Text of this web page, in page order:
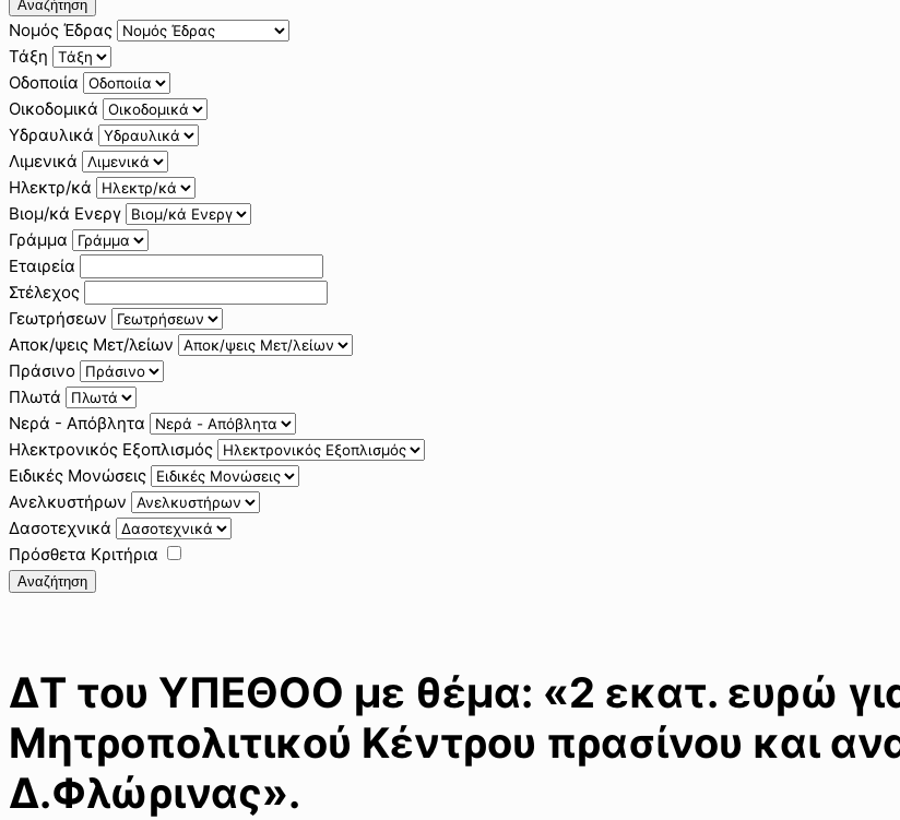
Αναζήτηση
Νομός Έδρας
Τάξη
Οδοποιία
Οικοδομικά
Υδραυλικά
Λιμενικά
Ηλεκτρ/κά
Βιομ/κά Ενεργ
Γράμμα
Εταιρεία
Στέλεχος
Γεωτρήσεων
Αποκ/ψεις Μετ/λείων
Πράσινο
Πλωτά
Νερά - Απόβλητα
Ηλεκτρονικός Εξοπλισμός
Ειδικές Μονώσεις
Ανελκυστήρων
Δασοτεχνικά
Πρόσθετα Κριτήρια
Αναζήτηση
ΔΤ του ΥΠΕΘΟΟ με θέμα: «2 εκατ. ευρώ
Μητροπολιτικού Κέντρου πρασίνου και
Δ.Φλώρινας».